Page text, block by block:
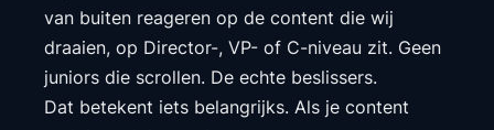
van buiten reageren op de content die wij
draaien, op Director-, VP- of C-niveau zit. Geen
juniors die scrollen. De echte beslissers.
Dat betekent iets belangrijks. Als je content